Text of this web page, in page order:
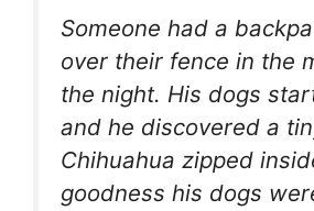
Someone had a
over their fence in the
the night. His dogs
and he discovered a
Chihuahua zipped
goodness his dogs